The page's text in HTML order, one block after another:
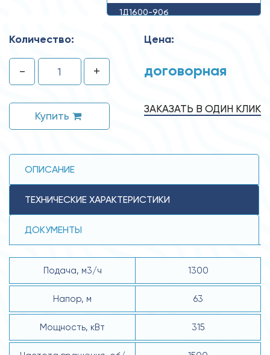
1Д1600-90б
Количество:
- +
Купить
Цена:
договорная
ЗАКАЗАТЬ В ОДИН КЛИК
ОПИСАНИЕ
ТЕХНИЧЕСКИЕ ХАРАКТЕРИСТИКИ
ДОКУМЕНТЫ
Подача, м3/ч 1300
Напор, м 63
Мощность, кВт 315